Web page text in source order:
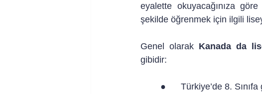
eyalette okuyacağınıza
şekilde öğrenmek için ilgili
Genel olarak Kanada da
gibidir:
●      Türkiye’de 8.